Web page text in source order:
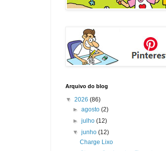
Arquivo do blog
▼ 2026 (86)
► agosto (2)
► julho (12)
▼ junho (12)
Charge Lixo